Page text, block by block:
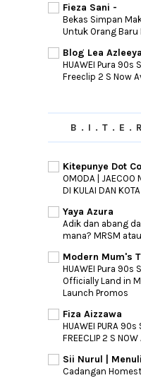
Fieza Sani -
Bekas Simpan
Untuk Orang Baru
Blog Lea Azleeya
HUAWEI Pura 90s
Freeclip 2 S Now
Kitepunye Dot
OMODA | JAECOO
DI KULAI DAN
Yaya Azura
Adik dan abang
mana? MRSM atau
Modern Mum's
HUAWEI Pura 90s
Officially Land in
Launch Promos
Fiza Aizzawa
HUAWEI PURA 90s
FREECLIP 2 S
Sii Nurul |
Cadangan